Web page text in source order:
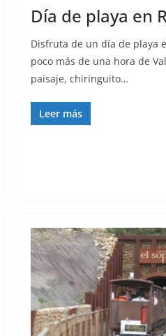
Día de playa en
Disfruta de un día de playa
poco más de una hora de
paisaje, chiringuito…
Leer más